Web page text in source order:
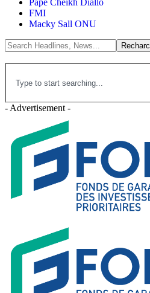
Pape Cheikh Diallo
FMI
Macky Sall ONU
- Advertisement -